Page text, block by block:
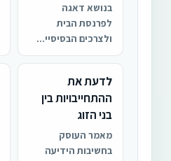
בנושא דאגה
לפרנסת הבית
ולצרכים הבסיסיי...
לדעת את
ההתחייבויות בין
בני הזוג
מאמר העוסק
בחשיבות הידיעה